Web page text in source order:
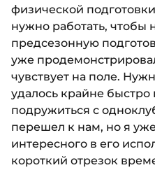
физической
нужно работать, чтобы
предсезонную
уже
чувствует на поле.
удалось крайне быстро
подружиться с
перешел к нам, но я
интересного в его
короткий отрезок